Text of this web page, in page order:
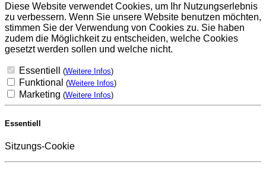
Diese Website verwendet Cookies, um Ihr Nutzungserlebnis
zu verbessern. Wenn Sie unsere Website benutzen möchten,
stimmen Sie der Verwendung von Cookies zu. Sie haben
zudem die Möglichkeit zu entscheiden, welche Cookies
gesetzt werden sollen und welche nicht.
Essentiell (Weitere Infos)
Funktional (Weitere Infos)
Marketing (Weitere Infos)
Essentiell
Sitzungs-Cookie